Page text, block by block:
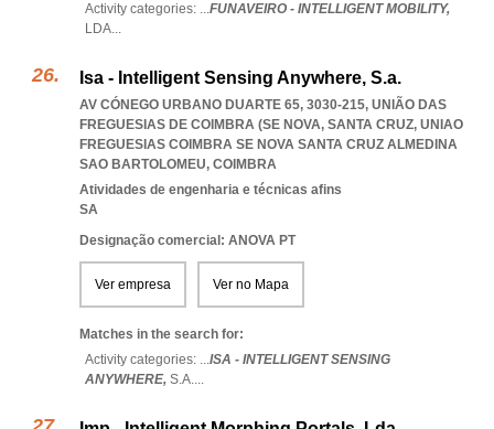
Activity categories: ...FUNAVEIRO - INTELLIGENT MOBILITY,
LDA...
Isa - Intelligent Sensing Anywhere, S.a.
AV CÓNEGO URBANO DUARTE 65, 3030-215, UNIÃO DAS
FREGUESIAS DE COIMBRA (SE NOVA, SANTA CRUZ, UNIAO
FREGUESIAS COIMBRA SE NOVA SANTA CRUZ ALMEDINA
SAO BARTOLOMEU, COIMBRA
Atividades de engenharia e técnicas afins
SA
Designação comercial: ANOVA PT
Ver empresa Ver no Mapa
Matches in the search for:
Activity categories: ...ISA - INTELLIGENT SENSING
ANYWHERE, S.A....